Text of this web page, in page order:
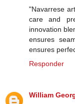
"Navarrese
care and
innovation
ensures
ensures
Responder
William